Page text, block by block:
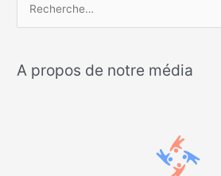
h
A propos de notre média